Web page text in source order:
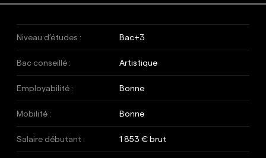
Niveau d’études : Bac+3
Bac conseillé : Artistique
Employabilité : Bonne
Mobilité : Bonne
Salaire débutant : 1 853 € brut